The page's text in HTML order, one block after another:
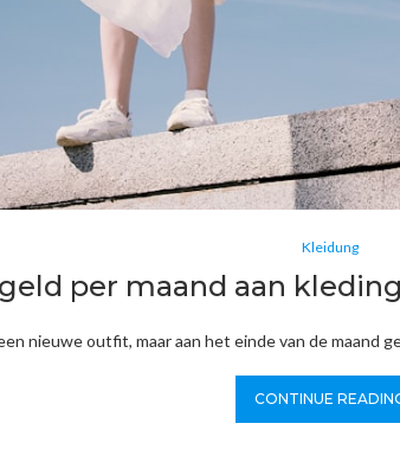
Kleidung
per maand aan
nieuwe outfit, maar aan het einde van de maand
CONTINUE